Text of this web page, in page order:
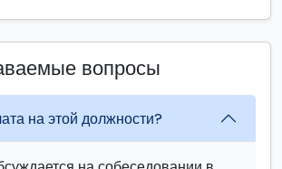
вопросы
на этой должности?